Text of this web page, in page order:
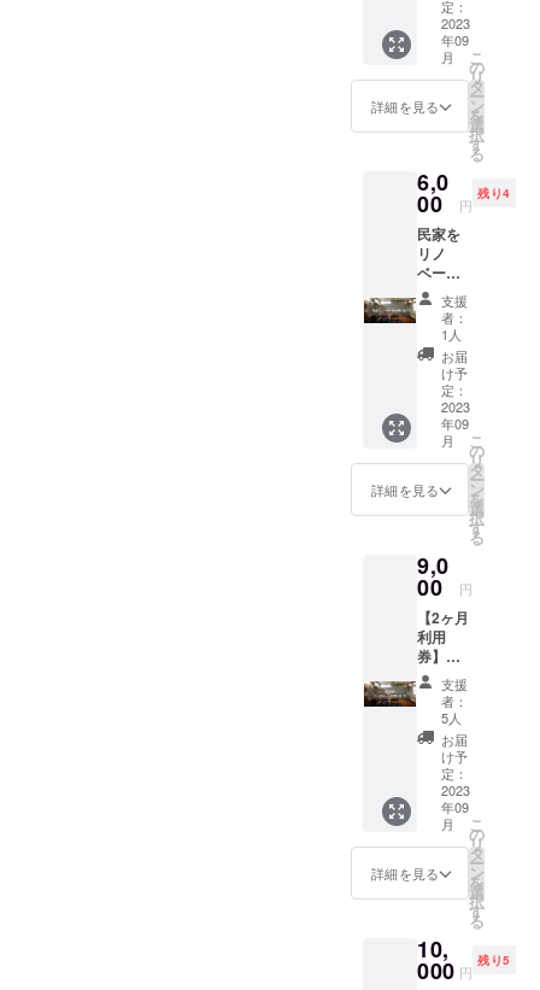
ニング
パー
ティー
の招待
をさせ
ていた
だきま
定：
2023
年09
月
詳細を見る
こ
の
リ
タ
ー
ン
を
選
択
す
る
6,0
00 円
残り4
民家を
リノ
ベー
ション
する参
加券2名
分（一
緒に壁
を塗っ
たり、
ものを
つくっ
たりし
ましょ
う！）
2023年
9月上旬
・場所
神奈川
県横浜
市港北
区菊名
仲手原2
丁目25
－17
支援
者：
1人
お届
け予
定：
2023
年09
月
詳細を見る
こ
の
リ
タ
ー
ン
を
選
択
す
る
9,0
00 円
【2ヶ月
利用
券】
ワーク
ルーム
利用 3
日/月 ク
ラファ
ン限定
で1ヶ月
分お得
にご利
用いた
だけま
す。 1
日1組利
部屋貸
し切り
ができ
支援
者：
5人
お届
け予
定：
2023
年09
月
詳細を見る
こ
の
リ
タ
ー
ン
を
選
択
す
る
10,
000 円
残り5